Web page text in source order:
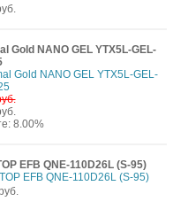
Gold NANO GEL YTX5L-GEL-
8.00%
EFB QNE-110D26L (S-95)